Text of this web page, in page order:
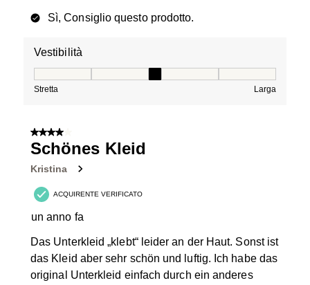
Sì, Consiglio questo prodotto.
Vestibilità
Stretta Larga
4 su 5 stelle.
Schönes Kleid
Kristina
ACQUIRENTE VERIFICATO
un anno fa
Das Unterkleid „klebt“ leider an der Haut. Sonst ist
das Kleid aber sehr schön und luftig. Ich habe das
original Unterkleid einfach durch ein anderes